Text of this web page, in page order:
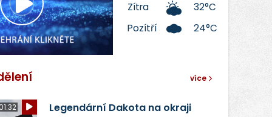
Přehrát
video
Zítra
32°C
Pozítří
24°C
více
Legendární Dakota na okraji